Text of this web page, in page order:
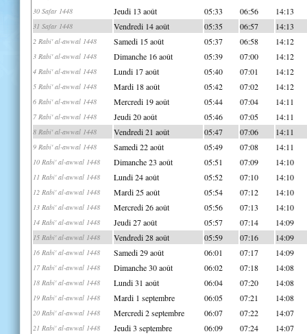
30 Safar 1448 Jeudi 13 août 05:33 06:56 14:13
31 Safar 1448 Vendredi 14 août 05:35 06:57 14:13
2 Rabi' al-awwal 1448 Samedi 15 août 05:37 06:58 14:12
3 Rabi' al-awwal 1448 Dimanche 16 août 05:39 07:00 14:12
4 Rabi' al-awwal 1448 Lundi 17 août 05:40 07:01 14:12
5 Rabi' al-awwal 1448 Mardi 18 août 05:42 07:02 14:12
6 Rabi' al-awwal 1448 Mercredi 19 août 05:44 07:04 14:11
7 Rabi' al-awwal 1448 Jeudi 20 août 05:46 07:05 14:11
8 Rabi' al-awwal 1448 Vendredi 21 août 05:47 07:06 14:11
9 Rabi' al-awwal 1448 Samedi 22 août 05:49 07:08 14:11
10 Rabi' al-awwal 1448 Dimanche 23 août 05:51 07:09 14:10
11 Rabi' al-awwal 1448 Lundi 24 août 05:52 07:10 14:10
12 Rabi' al-awwal 1448 Mardi 25 août 05:54 07:12 14:10
13 Rabi' al-awwal 1448 Mercredi 26 août 05:56 07:13 14:10
14 Rabi' al-awwal 1448 Jeudi 27 août 05:57 07:14 14:09
15 Rabi' al-awwal 1448 Vendredi 28 août 05:59 07:16 14:09
16 Rabi' al-awwal 1448 Samedi 29 août 06:01 07:17 14:09
17 Rabi' al-awwal 1448 Dimanche 30 août 06:02 07:18 14:08
18 Rabi' al-awwal 1448 Lundi 31 août 06:04 07:20 14:08
19 Rabi' al-awwal 1448 Mardi 1 septembre 06:05 07:21 14:08
20 Rabi' al-awwal 1448 Mercredi 2 septembre 06:07 07:22 14:07
21 Rabi' al-awwal 1448 Jeudi 3 septembre 06:09 07:24 14:07